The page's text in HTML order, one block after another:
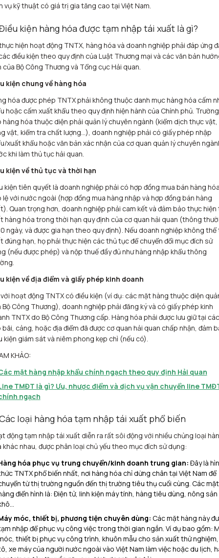
vụ kỹ thuật có giá trị gia tăng cao tại Việt Nam.
kiện hàng hóa được tạm nhập tái xuất là gì?
hiện hoạt động TNTX, hàng hóa và doanh nghiệp phải đáp ứng
điều kiện theo quy định của Luật Thương mại và các văn bản
của Bộ Công Thương và Tổng cục Hải quan.
kiện chung về hàng hóa
hóa được phép TNTX phải không thuộc danh mục hàng hóa cấm
hoặc cấm xuất khẩu theo quy định hiện hành của Chính phủ. Trường
hàng hóa thuộc diện phải quản lý chuyên ngành (kiểm dịch thực vật,
vật, kiểm tra chất lượng…), doanh nghiệp phải có giấy phép nhập
xuất khẩu hoặc văn bản xác nhận của cơ quan quản lý chuyên
khi làm thủ tục hải quan.
kiện về thủ tục và thời hạn
kiện tiên quyết là doanh nghiệp phải có hợp đồng mua bán hàng
lệ với nước ngoài (hợp đồng mua hàng nhập và hợp đồng bán hàng
Quan trọng hơn, doanh nghiệp phải cam kết và đảm bảo thực hiện
hàng hóa trong thời hạn quy định của cơ quan hải quan (thông
ngày, và được gia hạn theo quy định). Nếu doanh nghiệp không thể
đúng hạn, họ phải thực hiện các thủ tục để chuyển đổi mục đích sử
(nếu được phép) và nộp thuế đầy đủ như hàng nhập khẩu thông
kiện về địa điểm và giấy phép kinh doanh
hoạt động TNTX có điều kiện (ví dụ: các mặt hàng thuộc diện
Bộ Công Thương), doanh nghiệp phải đăng ký và có giấy phép kinh
TNTX do Bộ Công Thương cấp. Hàng hóa phải được lưu giữ tại các
bãi, cảng, hoặc địa điểm đã được cơ quan hải quan chấp nhận, đảm
kiện giám sát và niêm phong kẹp chì (nếu có).
KHẢO:
mặt hàng nhập khẩu chính ngạch theo quy định Hải quan
TMĐT là gì? Ưu, nhược điểm và dịch vụ vận chuyển line
ngạch
loại hàng hóa tạm nhập tái xuất phổ biến
động tạm nhập tái xuất diễn ra rất sôi động với nhiều chủng loại
khác nhau, được phân loại chủ yếu theo mục đích sử dụng:
hóa phục vụ trung chuyển/kinh doanh trung gian: Đây là
TNTX phổ biến nhất, nơi hàng hóa chỉ dừng chân tại Việt Nam để
từ thị trường nguồn đến thị trường tiêu thụ cuối cùng. Các mặt
điển hình là: Điện tử, linh kiện máy tính, hàng tiêu dùng, nông sản
móc, thiết bị, phương tiện chuyên dùng: Các mặt hàng này
nhập để phục vụ công việc trong thời gian ngắn. Ví dụ bao gồm:
thiết bị phục vụ công trình, khuôn mẫu cho sản xuất thử nghiệm,
xe máy của người nước ngoài vào Việt Nam làm việc hoặc du lịch,